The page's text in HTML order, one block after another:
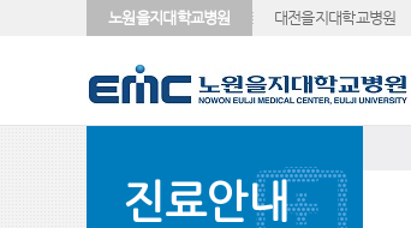
노원을지대학교병원 대전을지대학교병원
진료안내